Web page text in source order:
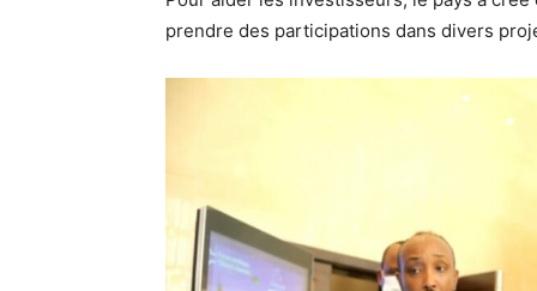
prendre des participations dans divers